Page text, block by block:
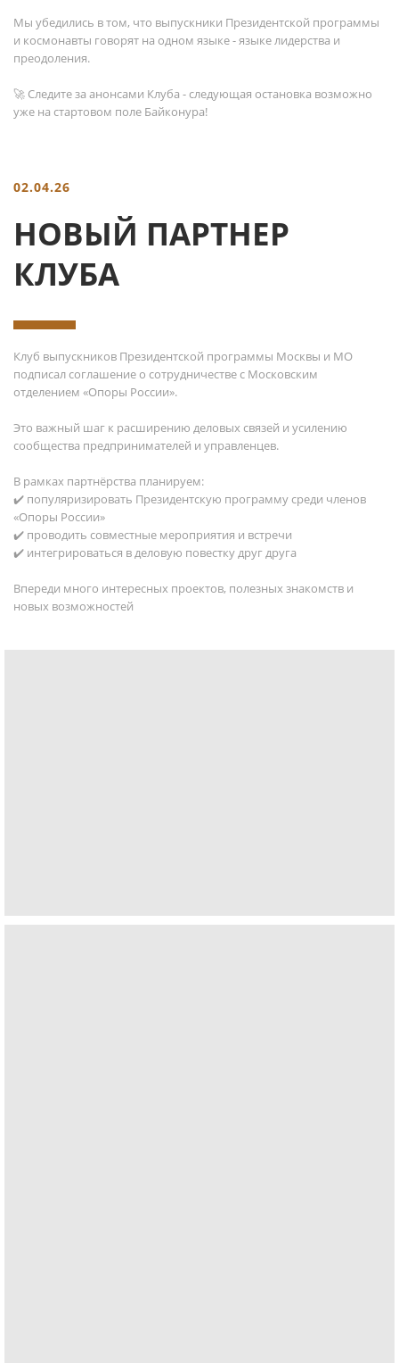
Мы убедились в том, что выпускники Президентской программы
и космонавты говорят на одном языке - языке лидерства и
преодоления.
🚀 Следите за анонсами Клуба - следующая остановка возможно
уже на стартовом поле Байконура!
02.04.26
НОВЫЙ ПАРТНЕР
КЛУБА
Клуб выпускников Президентской программы Москвы и МО
подписал соглашение о сотрудничестве с Московским
отделением «Опоры России».
Это важный шаг к расширению деловых связей и усилению
сообщества предпринимателей и управленцев.
В рамках партнёрства планируем:
✔️ популяризировать Президентскую программу среди членов
«Опоры России»
✔️ проводить совместные мероприятия и встречи
✔️ интегрироваться в деловую повестку друг друга
Впереди много интересных проектов, полезных знакомств и
новых возможностей